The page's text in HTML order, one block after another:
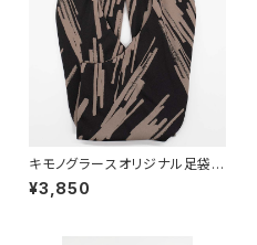
キモノグラースオリジナル足袋
ペイント柄 ストレッチ カーキ
¥3,850